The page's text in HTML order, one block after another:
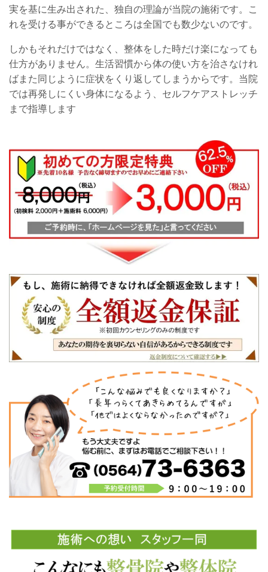
実を基に生み出された、独自の理論が当院の施術です。こ
れを受ける事ができるところは全国でも数少ないのです。
しかもそれだけではなく、整体をした時だけ楽になっても
仕方がありません。生活習慣から体の使い方を治さなけれ
ばまた同じように症状をくり返してしまうからです。当院
では再発しにくい身体になるよう、セルフケアストレッチ
まで指導します